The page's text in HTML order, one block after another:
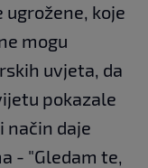
ugrožene, koje
mogu
uvjeta, da
pokazale
način daje
- "Gledam te,